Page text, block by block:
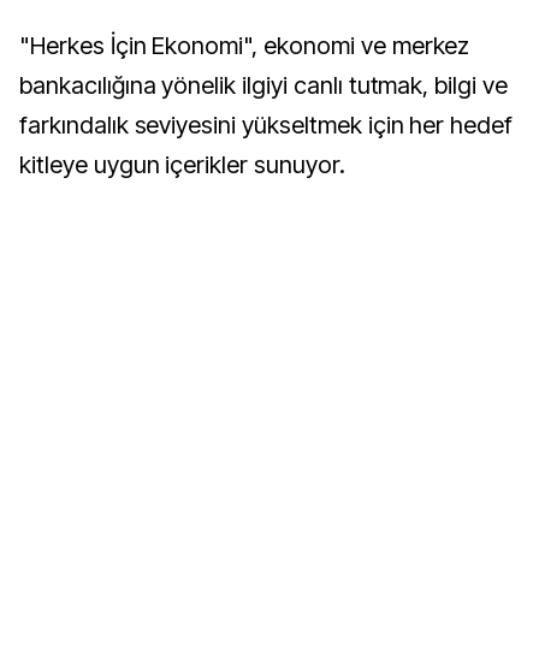
"Herkes İçin Ekonomi", ekonomi ve merkez
bankacılığına yönelik ilgiyi canlı tutmak, bilgi ve
farkındalık seviyesini yükseltmek için her hedef
kitleye uygun içerikler sunuyor.